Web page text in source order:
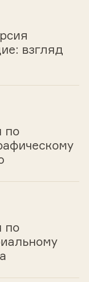
взгляд
по
по